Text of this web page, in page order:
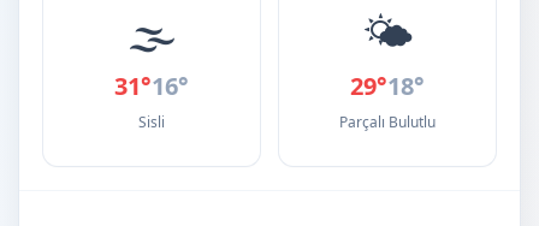
🌫️
31°16°
Sisli
🌤️
29°18°
Parçalı Bulutlu